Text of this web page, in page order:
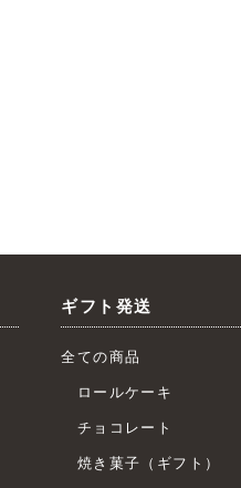
ギフト発送
全ての商品
ロールケーキ
チョコレート
焼き菓子（ギフト）